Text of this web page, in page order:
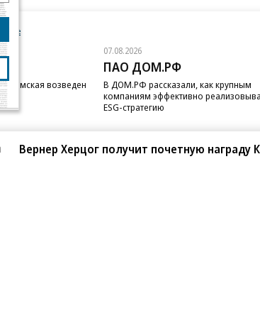
Все
Римская возведен
07.08.2026
ПАО ДОМ.РФ
В ДОМ.РФ рассказали, как крупным
компаниям эффективно
ESG-стратегию
Вернер Херцог получит почетную награду